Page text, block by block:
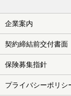
フ
ス
プ
企業案内
契約締結前交付書面
保険募集指針
プライバシーポリシ